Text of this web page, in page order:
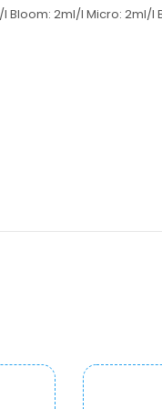
l Bloom: 2ml/l Micro: 2ml/